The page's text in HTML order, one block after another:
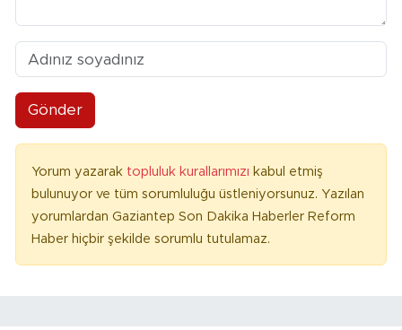
Gönder
Yorum yazarak topluluk kurallarımızı kabul etmiş
bulunuyor ve tüm sorumluluğu üstleniyorsunuz. Yazılan
yorumlardan Gaziantep Son Dakika Haberler Reform
Haber hiçbir şekilde sorumlu tutulamaz.